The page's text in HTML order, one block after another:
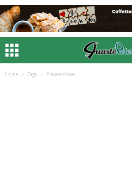
Home Tags Prevenzione